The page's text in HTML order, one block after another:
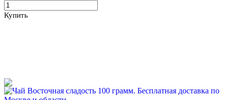
699 руб
Купить